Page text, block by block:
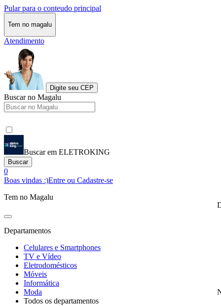
Pular para o conteudo principal
Tem no magalu
Atendimento
Digite seu CEP
Buscar no Magalu
Buscar em ELETROKING
Buscar
0
Boas vindas :)Entre ou Cadastre-se
Tem no Magalu
Departamentos
Celulares e Smartphones
TV e Vídeo
Eletrodomésticos
Móveis
Informática
Moda
Todos os departamentos